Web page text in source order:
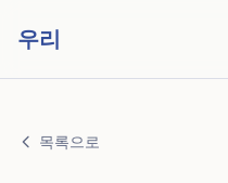
우리
목록으로